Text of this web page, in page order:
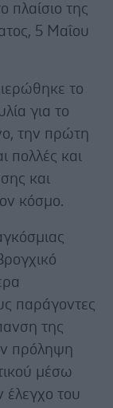
πλαίσιο της
5 Μαΐου
το
για το
την πρώτη
πολλές και
και
κόσμο.
παράγοντες
της
πρόληψη
μέσω
έλεγχο του